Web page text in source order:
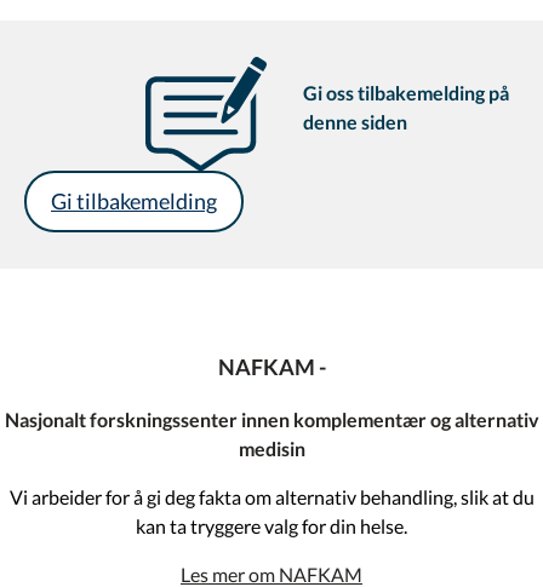
Gi oss tilbakemelding på
denne siden
Gi tilbakemelding
NAFKAM -
Nasjonalt forskningssenter innen komplementær og alternativ
medisin
Vi arbeider for å gi deg fakta om alternativ behandling, slik at du
kan ta tryggere valg for din helse.
Les mer om NAFKAM